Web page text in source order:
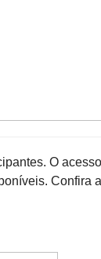
O
Confira